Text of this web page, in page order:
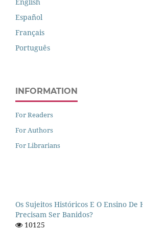
Español
Français
Português
INFORMATION
For Readers
For Authors
For Librarians
Os Sujeitos Históricos E O Ensino De
Precisam Ser Banidos?
10125